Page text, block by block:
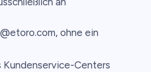
ohne ein
Centers